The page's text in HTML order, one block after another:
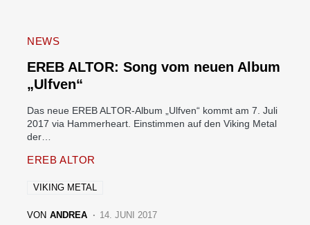
NEWS
EREB ALTOR: Song vom neuen Album
„Ulfven“
Das neue EREB ALTOR-Album „Ulfven“ kommt am 7. Juli
2017 via Hammerheart. Einstimmen auf den Viking Metal
der…
EREB ALTOR
VIKING METAL
VON ANDREA 14. JUNI 2017